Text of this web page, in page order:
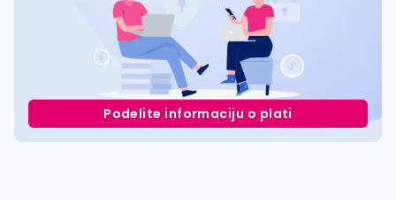
Podelite informaciju o plati